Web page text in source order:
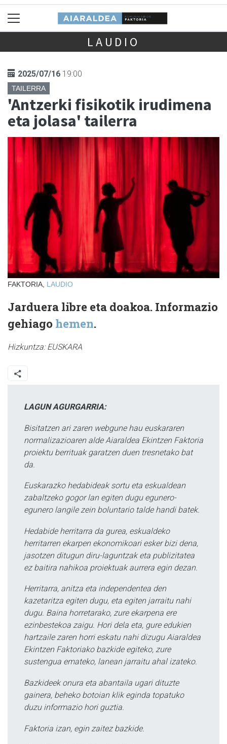
LAUDIO
2025/07/16 19:00
TAILERRA
'Antzerki fisikotik irudimena
eta jolasa' tailerra
FAKTORIA, LAUDIO
Jarduera libre eta doakoa. Informazio
gehiago hemen.
Hizkuntza:EUSKARA
LAGUN AGURGARRIA:
Bisitatzen ari zaren webgune hau euskararen
normalizazioaren alde Aiaraldea Ekintzen Faktoria
proiektu berrituak garatzen duen tresnetako bat
da.
Euskarazko hedabideak sortu eta eskualdean
zabaltzeko gogor lan egiten dugu egunero-
egunero langile zein boluntario talde handi batek.
Hedabide herritarra da gurea, eskualdeko
herritarren ekarpen ekonomikoari esker bizi dena,
jasotzen ditugun diru-laguntzak eta publizitatea
ez baitira nahikoa proiektuak aurrera egin dezan.
Herritarra, anitza eta independentea den
kazetaritza egiten dugu, eta egiten jarraitu nahi
dugu. Baina horretarako, zure ekarpena ere
ezinbestekoa zaigu. Hori dela eta, gure edukien
hartzaile zaren horri eskatu nahi dizugu Aiaraldea
Ekintzen Faktoriako bazkide egiteko, zure
sustengua emateko, lanean jarraitu ahal izateko.
Bazkideek onura eta abantaila ugari dituzte
gainera, beheko botoian klik eginda topatuko
duzu informazio hori guztia.
Faktoria izan, egin zaitez bazkide.